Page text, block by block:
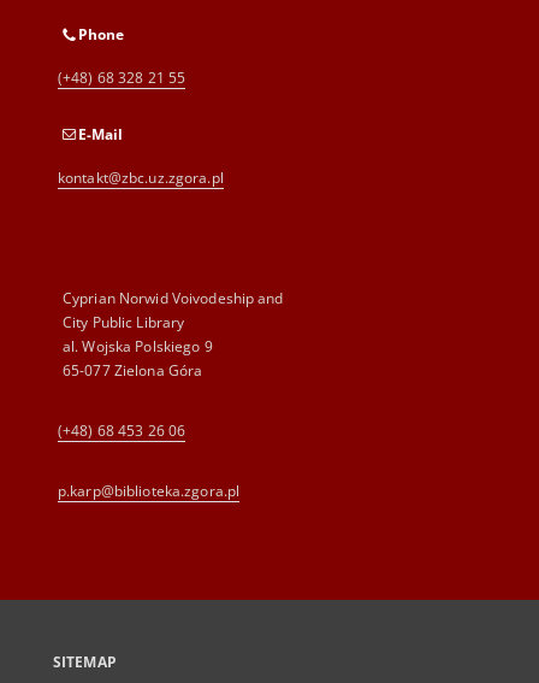
Phone
(+48) 68 328 21 55
E-Mail
kontakt@zbc.uz.zgora.pl
Cyprian Norwid Voivodeship and
City Public Library
al. Wojska Polskiego 9
65-077 Zielona Góra
(+48) 68 453 26 06
p.karp@biblioteka.zgora.pl
SITEMAP